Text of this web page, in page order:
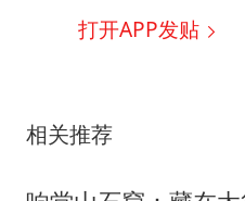
打开APP发贴
相关推荐